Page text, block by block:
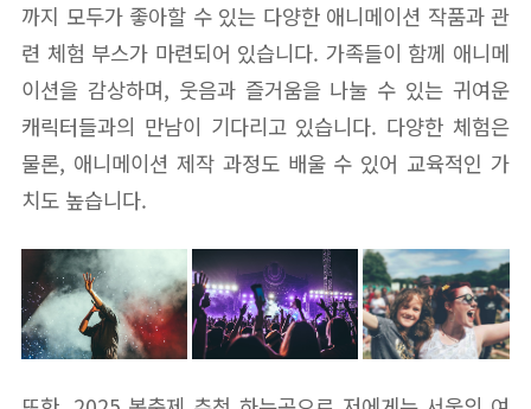
까지 모두가 좋아할 수 있는 다양한 애니메이션 작품과 관
련 체험 부스가 마련되어 있습니다. 가족들이 함께 애니메
이션을 감상하며, 웃음과 즐거움을 나눌 수 있는 귀여운
캐릭터들과의 만남이 기다리고 있습니다. 다양한 체험은
물론, 애니메이션 제작 과정도 배울 수 있어 교육적인 가
치도 높습니다.